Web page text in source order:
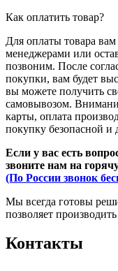
Как оплатить товар?
Для оплаты товара
менеджерами или
позвоним. После
покупки, вам будет
вы можете получить
самовывозом.
карты, оплата
покупку безопасной и
Если у вас есть
звоните нам на
(По России звонок
Мы всегда готовы
позволяет
Контакты